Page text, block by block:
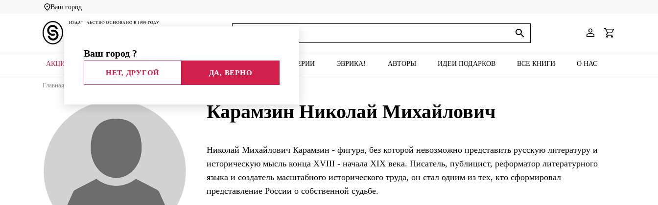
Ваш город
Ваш город ?
НЕТ, ДРУГОЙ ДА, ВЕРНО
АКЦИИ СЕРИИ ЭВРИКА! АВТОРЫ ИДЕИ ПОДАРКОВ ВСЕ КНИГИ О НАС
Главная Каталог Авторы Карамзин Николай Михайлович
Карамзин Николай Михайлович
Николай Михайлович Карамзин - фигура, без которой невозможно представить русскую литературу и
историческую мысль конца XVIII - начала XIX века. Писатель, публицист, реформатор литературного
языка и создатель масштабного исторического труда, он стал одним из тех, кто сформировал
представление России о собственной судьбе.